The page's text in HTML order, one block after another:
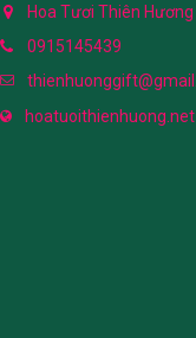
Hoa Tươi Thiên Hương
0915145439
hoatuoithienhuong.net